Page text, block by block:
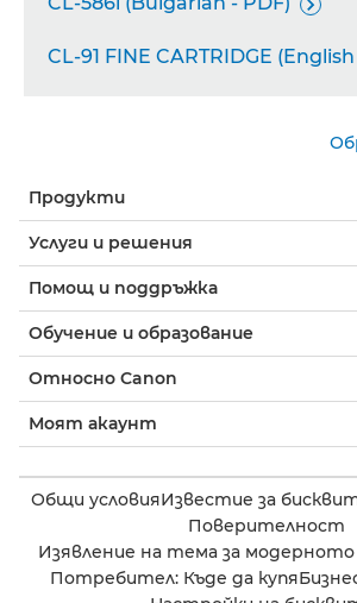

CL-91 FINE CARTRIDGE
Продукти
Услуги и решения
Помощ и поддръжка
Обучение и образование
Относно Canon
Моят акаунт
Общи условияИзвестие за
Поверителност
Изявление на тема за
Потребител: Къде да купя